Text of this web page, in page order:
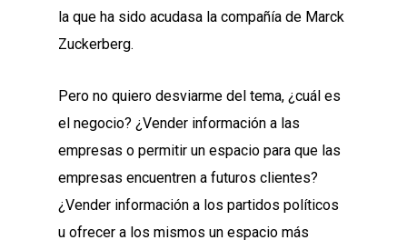
la que ha sido acudasa la compañía de Marck
Zuckerberg.
Pero no quiero desviarme del tema, ¿cuál es
el negocio? ¿Vender información a las
empresas o permitir un espacio para que las
empresas encuentren a futuros clientes?
¿Vender información a los partidos políticos
u ofrecer a los mismos un espacio más